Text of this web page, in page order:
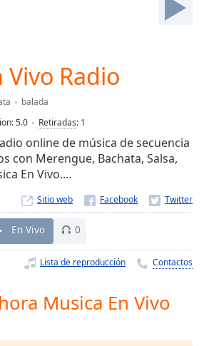
Vivo Radio
balada
5.0 Retiradas: 1
online de música de secuencia
con Merengue, Bachata, Salsa,
En Vivo....
Sitio web
En Vivo 0
Lista de reproducción Contactos
Musica En Vivo